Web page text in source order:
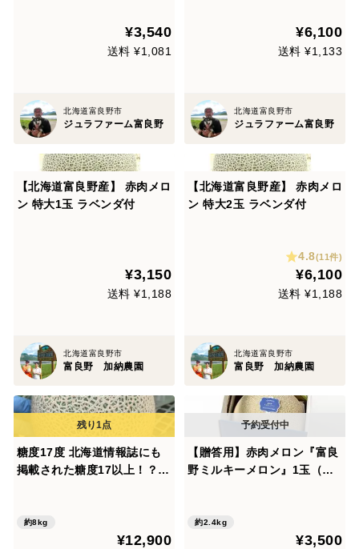
¥3,540
送料 ¥1,081
北海道富良野市
ジュラファーム富良野
¥6,100
送料 ¥1,133
北海道富良野市
ジュラファーム富良野
【北海道富良野産】 赤肉メロ
ン 特大1玉 ラベンダ付
¥3,150
送料 ¥1,188
北海道富良野市
富良野 加納農園
【北海道富良野産】 赤肉メロ
ン 特大2玉 ラベンダ付
4.8(11件)
¥6,100
送料 ¥1,188
北海道富良野市
富良野 加納農園
糖度17度 北海道情報誌にも
掲載された糖度17以上！？
すめ
約8kg
¥12,900
【贈答用】赤肉メロン『富良
野ミルキーメロン』1玉（約
約2.4kg
¥3,500